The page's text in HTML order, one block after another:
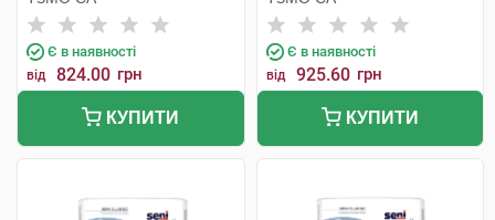
Є в наявності
від 824.00 грн
КУПИТИ
Є в наявності
від 925.60 грн
КУПИТИ